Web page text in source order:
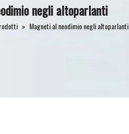
negli altoparlanti
» Magneti al neodimio negli altoparlanti